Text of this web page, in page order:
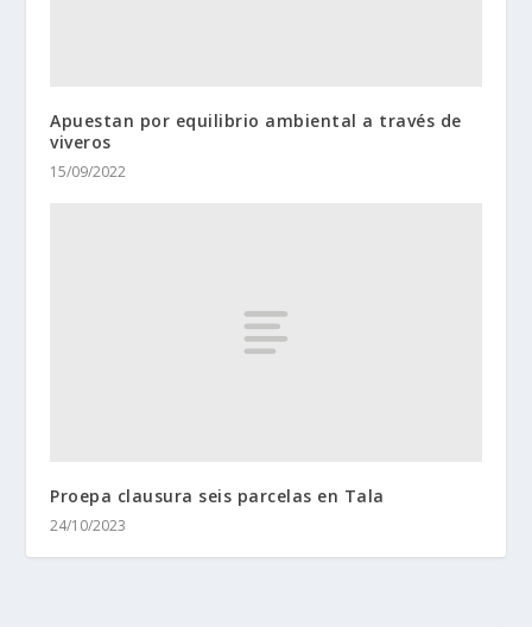
Apuestan por equilibrio ambiental a través de
viveros
15/09/2022
Proepa clausura seis parcelas en Tala
24/10/2023